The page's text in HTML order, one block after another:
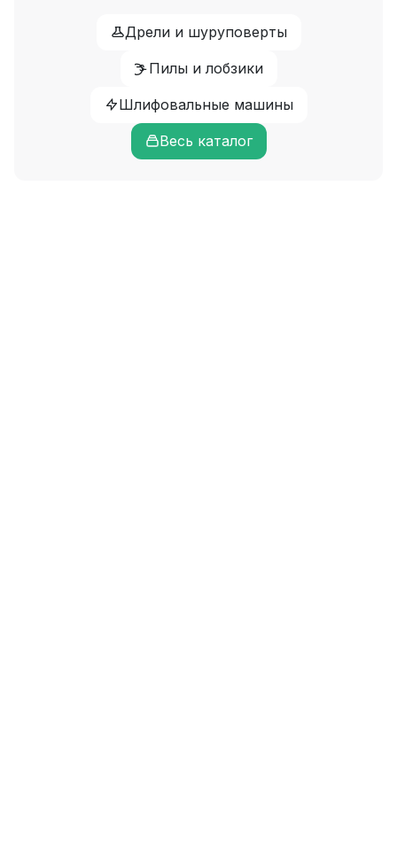
Дрели и шуруповерты
Пилы и лобзики
Шлифовальные машины
Весь каталог